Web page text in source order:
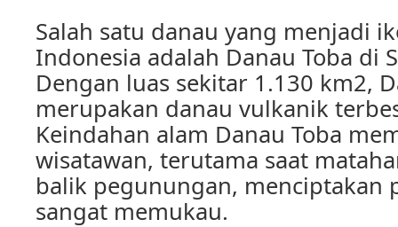
Salah satu danau yang menjadi
Indonesia adalah Danau Toba di
Dengan luas sekitar 1.130 km2,
merupakan danau vulkanik
Keindahan alam Danau Toba
wisatawan, terutama saat
balik pegunungan, menciptakan
sangat memukau.